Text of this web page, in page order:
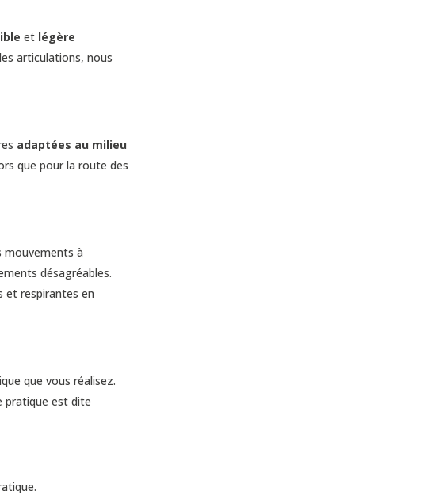
et légère
articulations, nous
adaptées au milieu
que pour la route des
mouvements à
désagréables.
et respirantes en
que vous réalisez.
pratique est dite